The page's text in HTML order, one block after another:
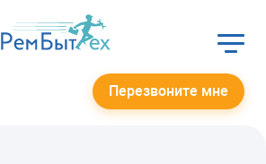
Перезвоните мне